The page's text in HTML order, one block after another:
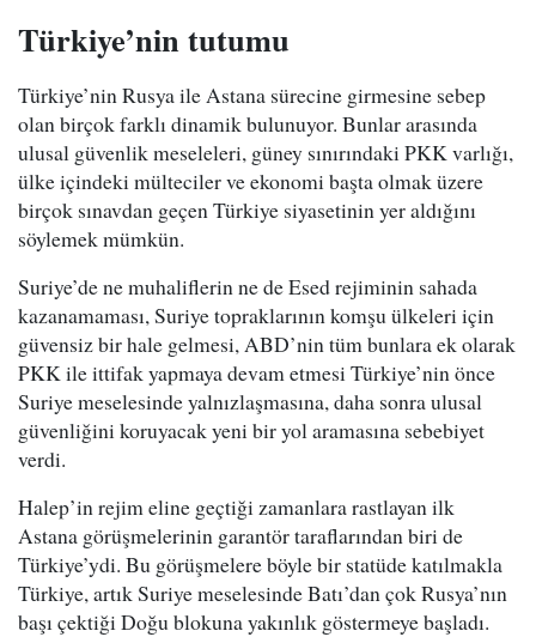
Türkiye’nin tutumu
Türkiye’nin Rusya ile Astana sürecine girmesine sebep
olan birçok farklı dinamik bulunuyor. Bunlar arasında
ulusal güvenlik meseleleri, güney sınırındaki PKK varlığı,
ülke içindeki mülteciler ve ekonomi başta olmak üzere
birçok sınavdan geçen Türkiye siyasetinin yer aldığını
söylemek mümkün.
Suriye’de ne muhaliflerin ne de Esed rejiminin sahada
kazanamaması, Suriye topraklarının komşu ülkeleri için
güvensiz bir hale gelmesi, ABD’nin tüm bunlara ek olarak
PKK ile ittifak yapmaya devam etmesi Türkiye’nin önce
Suriye meselesinde yalnızlaşmasına, daha sonra ulusal
güvenliğini koruyacak yeni bir yol aramasına sebebiyet
verdi.
Halep’in rejim eline geçtiği zamanlara rastlayan ilk
Astana görüşmelerinin garantör taraflarından biri de
Türkiye’ydi. Bu görüşmelere böyle bir statüde katılmakla
Türkiye, artık Suriye meselesinde Batı’dan çok Rusya’nın
başı çektiği Doğu blokuna yakınlık göstermeye başladı.